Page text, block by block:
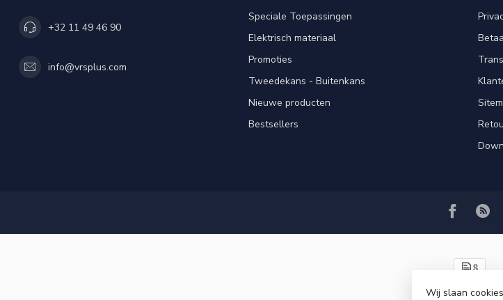
+32 11 49 46 90
info@vrsplus.com
Speciale Toepassingen
Elektrisch materiaal
Promoties
Tweedekans - Buitenkans
Nieuwe producten
Bestsellers
© Copyright 2026
Wij slaan